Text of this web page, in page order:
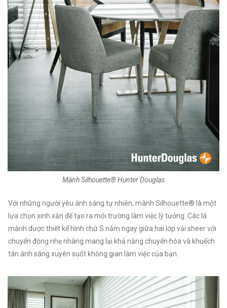
Mành Silhouette® Hunter Douglas
Với những người yêu ánh sáng tự nhiên, mành Silhouette® là một
lựa chọn xinh xắn để tạo ra môi trường làm việc lý tưởng. Các lá
mành được thiết kế hình chữ S nằm ngay giữa hai lớp vải sheer với
chuyển động nhẹ nhàng mang lại khả năng chuyển hóa và khuếch
tán ánh sáng xuyên suốt không gian làm việc của bạn.